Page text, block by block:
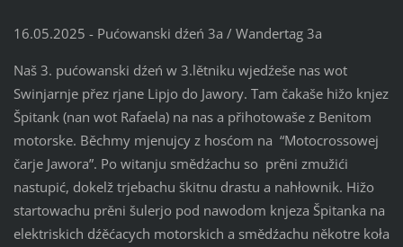
16.05.2025 - Pućowanski dźeń 3a / Wandertag 3a
Naš 3. pućowanski dźeń w 3.lětniku wjedźeše nas wot
Swinjarnje přez rjane Lipjo do Jawory. Tam čakaše hižo knjez
Špitank (nan wot Rafaela) na nas a přihotowaše z Benitom
motorske. Běchmy mjenujcy z hosćom na “Motocrossowej
čarje Jawora”. Po witanju smědźachu so prěni zmužići
nastupić, dokelž trjebachu škitnu drastu a nahłownik. Hižo
startowachu prěni šulerjo pod nawodom knjeza Špitanka na
elektriskich dźěćacych motorskich a smědźachu někotre koła